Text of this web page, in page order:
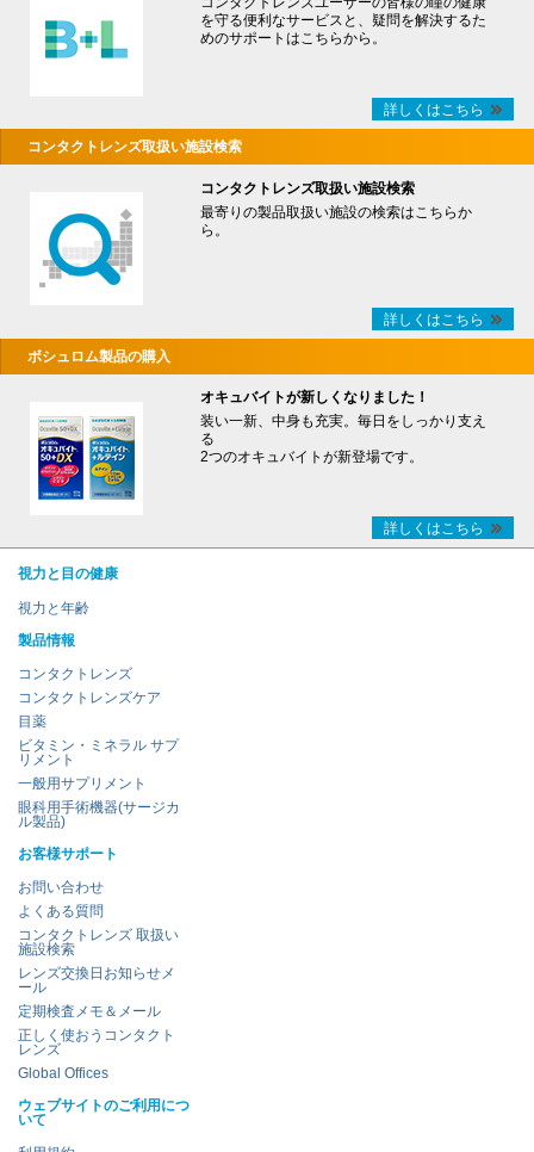
を守る便利なサービスと、疑問を解決するた
めのサポートはこちらから。
詳しくはこちら
コンタクトレンズ取扱い施設検索
コンタクトレンズ取扱い施設検索
最寄りの製品取扱い施設の検索はこちらか
ら。
詳しくはこちら
ボシュロム製品の購入
オキュバイトが新しくなりました！
装い一新、中身も充実。毎日をしっかり支え
る
2つのオキュバイトが新登場です。
詳しくはこちら
視力と目の健康
視力と年齢
製品情報
コンタクトレンズ
コンタクトレンズケア
目薬
ビタミン・ミネラル サプ
リメント
一般用サプリメント
眼科用手術機器(サージカ
ル製品)
お客様サポート
お問い合わせ
よくある質問
コンタクトレンズ 取扱い
施設検索
レンズ交換日お知らせメ
ール
定期検査メモ＆メール
正しく使おうコンタクト
レンズ
Global Offices
ウェブサイトのご利用につ
いて